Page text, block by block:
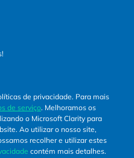
de privacidade. Para mais
de serviço. Melhoramos os
o Microsoft Clarity para
Ao utilizar o nosso site,
recolher e utilizar estes
contém mais detalhes.